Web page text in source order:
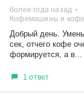
более года назад
Кофемашины и
Добрый день.
сек, отчего кофе
формируется, а в...
1 ответ